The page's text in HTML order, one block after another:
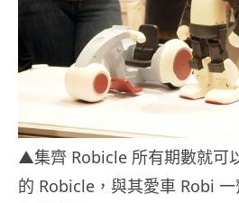
▲集齊 Robicle 所有期數就可
的 Robicle，與其愛車 Robi